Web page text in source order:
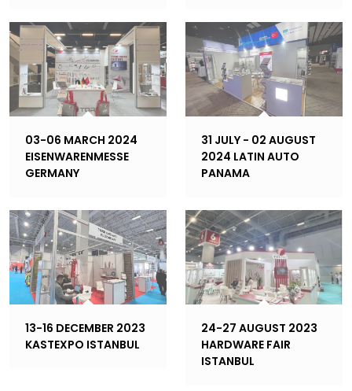
03-06 MARCH 2024
EISENWARENMESSE
GERMANY
31 JULY - 02 AUGUST
2024 LATIN AUTO
PANAMA
13-16 DECEMBER 2023
KASTEXPO ISTANBUL
24-27 AUGUST 2023
HARDWARE FAIR
ISTANBUL